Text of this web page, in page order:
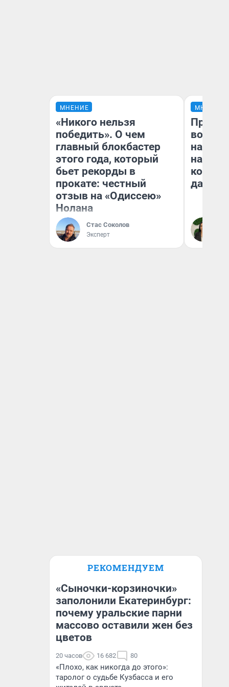
МНЕНИЕ
«Никого нельзя
победить». О чем
главный блокбастер
этого года, который
бьет рекорды в
прокате: честный
отзыв на «Одиссею»
Нолана
Стас Соколов
Эксперт
МНЕНИЕ
нам
даже
РЕКОМЕНДУЕМ
«Сыночки-корзиночки»
заполонили Екатеринбург:
почему уральские парни
массово оставили жен без
цветов
20 часов 16 682 80
«Плохо, как никогда до этого»:
таролог о судьбе Кузбасса и его